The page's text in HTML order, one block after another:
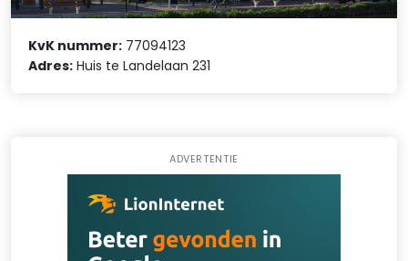
KvK nummer: 77094123
Adres: Huis te Landelaan 231
ADVERTENTIE